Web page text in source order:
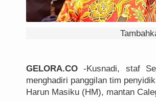
GELORA.CO -Kusnadi, staf
menghadiri panggilan tim
Harun Masiku (HM), mantan